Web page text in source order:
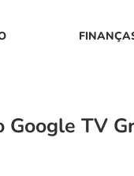
Google TV